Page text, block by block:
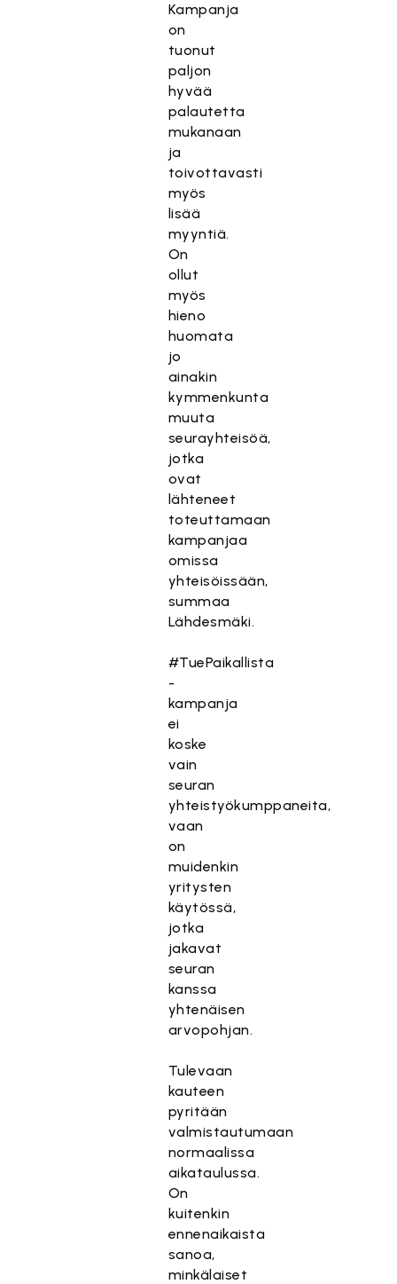
Kampanja
on
tuonut
paljon
hyvää
palautetta
mukanaan
ja
toivottavasti
myös
lisää
myyntiä.
On
ollut
myös
hieno
huomata
jo
ainakin
kymmenkunta
muuta
seurayhteisöä,
jotka
ovat
lähteneet
toteuttamaan
kampanjaa
omissa
yhteisöissään,
summaa
Lähdesmäki.
#TuePaikallista
-
kampanja
ei
koske
vain
seuran
yhteistyökumppaneita,
vaan
on
muidenkin
yritysten
käytössä,
jotka
jakavat
seuran
kanssa
yhtenäisen
arvopohjan.
Tulevaan
kauteen
pyritään
valmistautumaan
normaalissa
aikataulussa.
On
kuitenkin
ennenaikaista
sanoa,
minkälaiset